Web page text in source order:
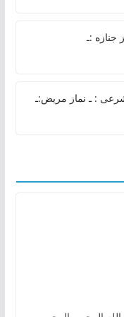
جنازه :ـ
: ـ نماز مریض:ـ